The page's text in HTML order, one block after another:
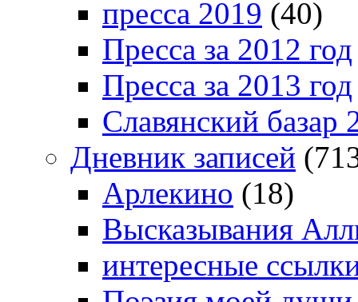
пресса 2019 (40)
Пресса за 2012 год
Пресса за 2013 год
Славянский базар
Дневник записей
Арлекино (18)
Высказывания
интересные